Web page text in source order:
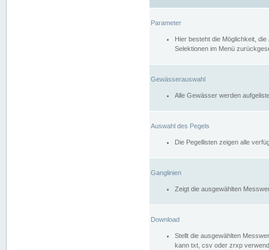
Parameter
Hier besteht die Möglichkeit,
Selektionen im Menü
Gewässerauswahl
Alle Gewässer werden
Auswahl des Pegels
Die Pegellisten zeigen alle
Ganglinien
Zeigt die ausgewählten
Download
Stellt die ausgewählten
kann txt, csv oder zrxp